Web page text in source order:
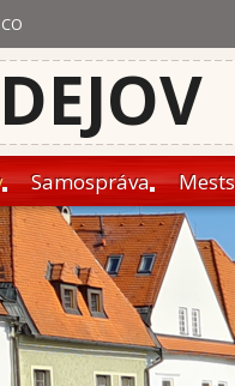
Samospráva